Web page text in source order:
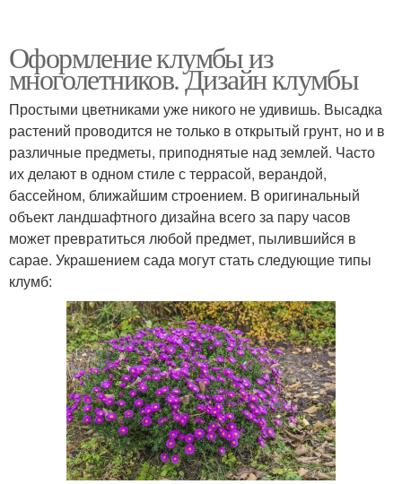
Оформление клумбы из
многолетников. Дизайн клумбы
Простыми цветниками уже никого не удивишь. Высадка
растений проводится не только в открытый грунт, но и в
различные предметы, приподнятые над землей. Часто
их делают в одном стиле с террасой, верандой,
бассейном, ближайшим строением. В оригинальный
объект ландшафтного дизайна всего за пару часов
может превратиться любой предмет, пылившийся в
сарае. Украшением сада могут стать следующие типы
клумб: